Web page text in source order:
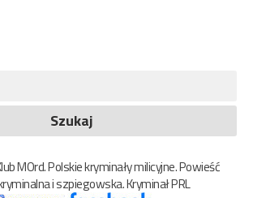
MOrd. Polskie kryminały milicyjne. Powieść
i szpiegowska. Kryminał PRL